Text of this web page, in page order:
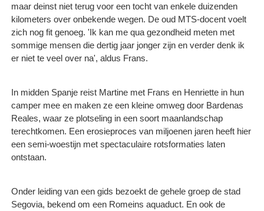
maar deinst niet terug voor een tocht van enkele duizenden
kilometers over onbekende wegen. De oud MTS-docent voelt
zich nog fit genoeg. 'Ik kan me qua gezondheid meten met
sommige mensen die dertig jaar jonger zijn en verder denk ik
er niet te veel over na', aldus Frans.
In midden Spanje reist Martine met Frans en Henriette in hun
camper mee en maken ze een kleine omweg door Bardenas
Reales, waar ze plotseling in een soort maanlandschap
terechtkomen. Een erosieproces van miljoenen jaren heeft hier
een semi-woestijn met spectaculaire rotsformaties laten
ontstaan.
Onder leiding van een gids bezoekt de gehele groep de stad
Segovia, bekend om een Romeins aquaduct. En ook de